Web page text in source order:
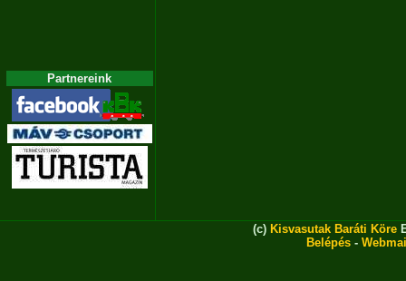
Partnereink
(c) Kisvasutak Baráti Köre
Belépés -